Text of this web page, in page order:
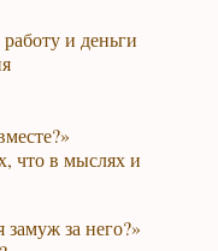
и деньги
что в мыслях и
за него?»